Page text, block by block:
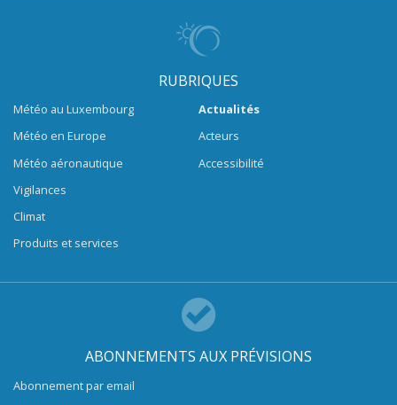
RUBRIQUES
Météo au Luxembourg
Météo en Europe
Météo aéronautique
Vigilances
Climat
Produits et services
Actualités
Acteurs
Accessibilité
ABONNEMENTS AUX PRÉVISIONS
Abonnement par email